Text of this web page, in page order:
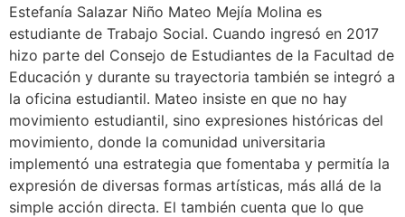
Estefanía Salazar Niño Mateo Mejía Molina es
estudiante de Trabajo Social. Cuando ingresó en 2017
hizo parte del Consejo de Estudiantes de la Facultad de
Educación y durante su trayectoria también se integró a
la oficina estudiantil. Mateo insiste en que no hay
movimiento estudiantil, sino expresiones históricas del
movimiento, donde la comunidad universitaria
implementó una estrategia que fomentaba y permitía la
expresión de diversas formas artísticas, más allá de la
simple acción directa. El también cuenta que lo que